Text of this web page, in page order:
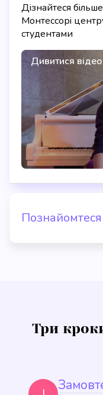
Дізнайтеся
Монтессорі
студентами
Дивитися відео
Три